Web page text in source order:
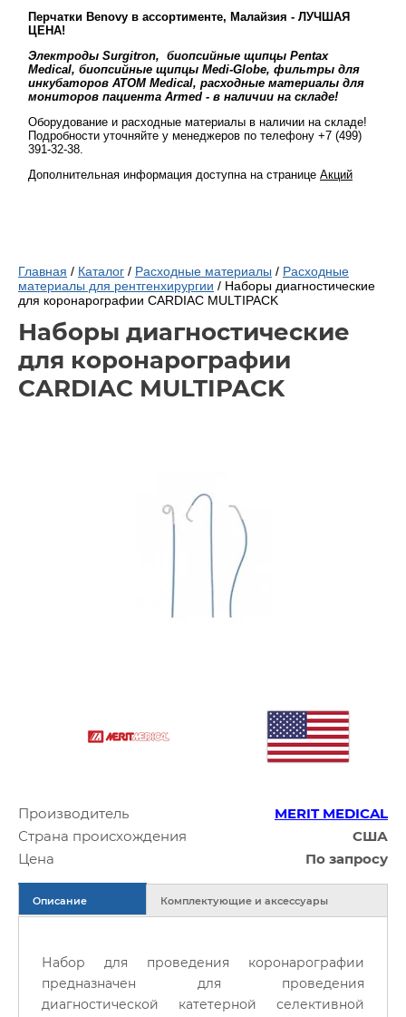
Перчатки Benovy в ассортименте, Малайзия - ЛУЧШАЯ
ЦЕНА!
Электроды Surgitron, биопсийные щипцы Pentax
Medical, биопсийные щипцы Medi-Globe, фильтры для
инкубаторов ATOM Medical, расходные материалы для
мониторов пациента Armed - в наличии на складе!
Оборудование и расходные материалы в наличии на складе!
Подробности уточняйте у менеджеров по телефону +7 (499)
391-32-38.
Дополнительная информация доступна на странице Акций
Главная / Каталог / Расходные материалы / Расходные
материалы для рентгенхирургии / Наборы диагностические
для коронарографии CARDIAC MULTIPACK
Наборы диагностические
для коронарографии
CARDIAC MULTIPACK
Производитель
MERIT MEDICAL
Страна происхождения
США
Цена
По запросу
Описание Комплектующие и аксессуары
Набор для проведения коронарографии
предназначен для проведения
диагностической катетерной селективной